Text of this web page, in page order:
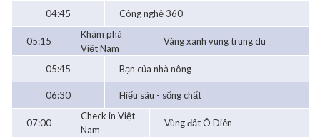
04:45 Công nghệ 360
05:15
Khám phá
Việt Nam
Vàng xanh vùng trung du
05:45 Bạn của nhà nông
06:30 Hiểu sâu - sống chất
07:00
Check in Việt
Nam
Vùng đất Ô Diên